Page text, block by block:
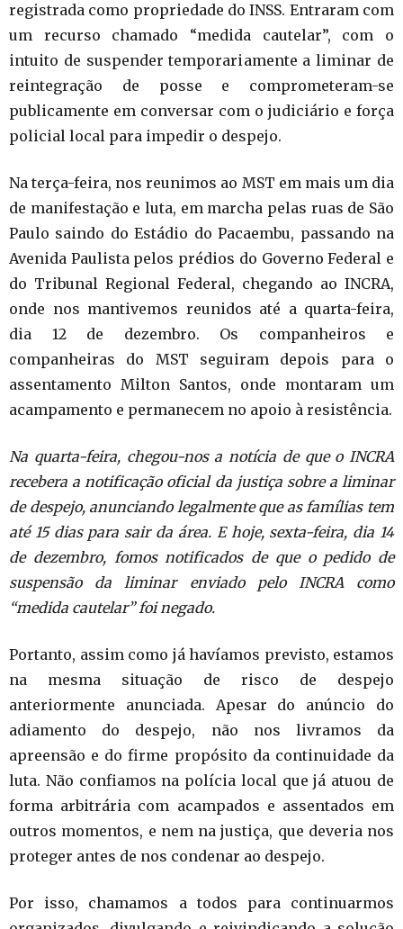
registrada como propriedade do INSS. Entraram com
um recurso chamado “medida cautelar”, com o
intuito de suspender temporariamente a liminar de
reintegração de posse e comprometeram-se
publicamente em conversar com o judiciário e força
policial local para impedir o despejo.
Na terça-feira, nos reunimos ao MST em mais um dia
de manifestação e luta, em marcha pelas ruas de São
Paulo saindo do Estádio do Pacaembu, passando na
Avenida Paulista pelos prédios do Governo Federal e
do Tribunal Regional Federal, chegando ao INCRA,
onde nos mantivemos reunidos até a quarta-feira,
dia 12 de dezembro. Os companheiros e
companheiras do MST seguiram depois para o
assentamento Milton Santos, onde montaram um
acampamento e permanecem no apoio à resistência.
Na quarta-feira, chegou-nos a notícia de que o INCRA
recebera a notificação oficial da justiça sobre a liminar
de despejo, anunciando legalmente que as famílias tem
até 15 dias para sair da área. E hoje, sexta-feira, dia 14
de dezembro, fomos notificados de que o pedido de
suspensão da liminar enviado pelo INCRA como
“medida cautelar” foi negado.
Portanto, assim como já havíamos previsto, estamos
na mesma situação de risco de despejo
anteriormente anunciada. Apesar do anúncio do
adiamento do despejo, não nos livramos da
apreensão e do firme propósito da continuidade da
luta. Não confiamos na polícia local que já atuou de
forma arbitrária com acampados e assentados em
outros momentos, e nem na justiça, que deveria nos
proteger antes de nos condenar ao despejo.
Por isso, chamamos a todos para continuarmos